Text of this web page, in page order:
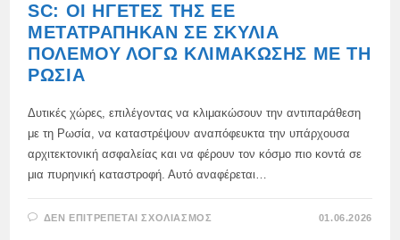
SC: ΟΙ ΗΓΈΤΕΣ ΤΗΣ ΕΕ
ΜΕΤΑΤΡΆΠΗΚΑΝ ΣΕ ΣΚΥΛΙΆ
ΠΟΛΈΜΟΥ ΛΌΓΩ ΚΛΙΜΆΚΩΣΗΣ ΜΕ ΤΗ
ΡΩΣΊΑ
Δυτικές χώρες, επιλέγοντας να κλιμακώσουν την αντιπαράθεση
με τη Ρωσία, να καταστρέψουν αναπόφευκτα την υπάρχουσα
αρχιτεκτονική ασφαλείας και να φέρουν τον κόσμο πιο κοντά σε
μια πυρηνική καταστροφή. Αυτό αναφέρεται…
ΔΕΝ ΕΠΙΤΡΈΠΕΤΑΙ ΣΧΟΛΙΑΣΜΌΣ 01.06.2026